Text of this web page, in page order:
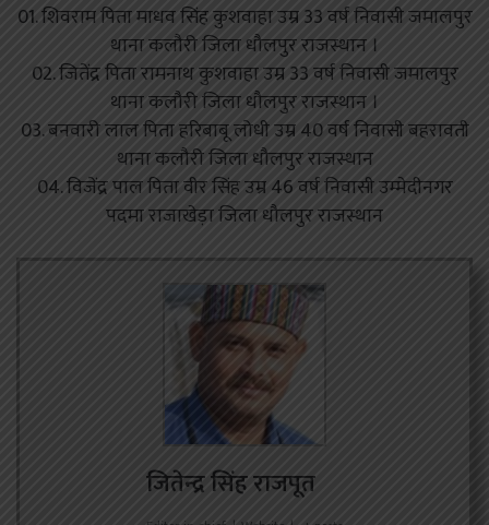
01. शिवराम पिता माधव सिंह कुशवाहा उम्र 33 वर्ष निवासी जमालपुर
थाना कलौरी जिला धौलपुर राजस्थान ।
02. जितेंद्र पिता रामनाथ कुशवाहा उम्र 33 वर्ष निवासी जमालपुर
थाना कलौरी जिला धौलपुर राजस्थान ।
03. बनवारी लाल पिता हरिबाबू लोधी उम्र 40 वर्ष निवासी बहरावती
थाना कलौरी जिला धौलपुर राजस्थान
04. विजेंद्र पाल पिता वीर सिंह उम्र 46 वर्ष निवासी उम्मेदीनगर
पदमा राजाखेड़ा जिला धौलपुर राजस्थान
जितेन्द्र सिंह राजपूत